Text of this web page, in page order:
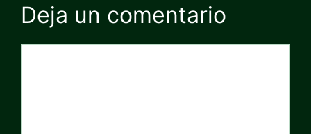
Deja un comentario